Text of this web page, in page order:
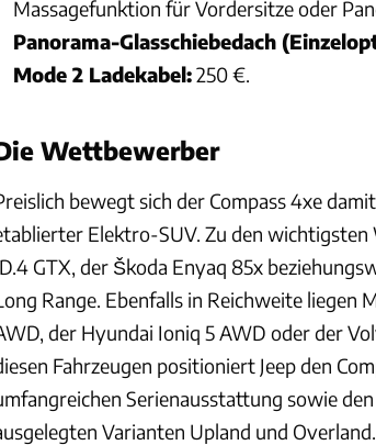
Massagefunktion für Vordersitze oder
Panorama-Glasschiebedach
Mode 2 Ladekabel:250 €.
Wettbewerber
bewegt sich der Compass 4xe
Elektro-SUV. Zu den
GTX, der Škoda Enyaq 85x
Range. Ebenfalls in Reichweite liegen
der Hyundai Ioniq 5 AWD oder der
Fahrzeugen positioniert Jeep den
Serienausstattung sowie
Varianten Upland und Overland.